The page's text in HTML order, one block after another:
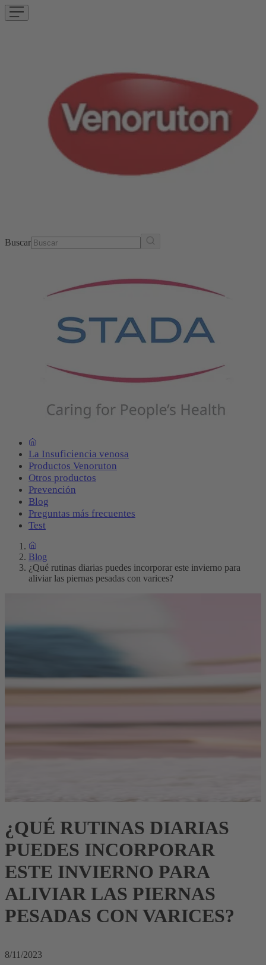
Buscar
La Insuficiencia venosa
Productos Venoruton
Otros productos
Prevención
Blog
Preguntas más frecuentes
Test
Blog
¿Qué rutinas diarias puedes incorporar este invierno para
aliviar las piernas pesadas con varices?
¿QUÉ RUTINAS DIARIAS
PUEDES INCORPORAR
ESTE INVIERNO PARA
ALIVIAR LAS PIERNAS
PESADAS CON VARICES?
8/11/2023